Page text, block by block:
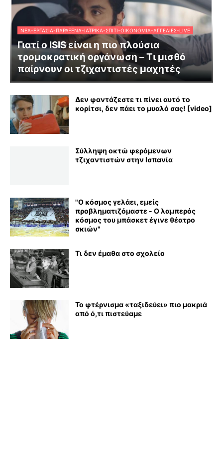
ΝΈΑ-ΕΡΓΑΣΊΑ-ΠΑΡΆΞΕΝΑ-ΙΑΤΡΙΚΆ-ΣΠΊΤΙ-ΟΙΚΟΝΟΜΊΑ-ΑΓΓΕΛΊΕΣ-LIVE
Γιατί ο ISIS είναι η πιο πλούσια
τρομοκρατική οργάνωση – Τι μισθό
παίρνουν οι τζιχαντιστές μαχητές
Δεν φαντάζεστε τι πίνει αυτό το
κορίτσι, δεν πάει το μυαλό σας! [video]
Σύλληψη οκτώ φερόμενων
τζιχαντιστών στην Ισπανία
"Ο κόσμος γελάει, εμείς
προβληματιζόμαστε - Ο λαμπερός
κόσμος του μπάσκετ έγινε θέατρο
σκιών"
Τι δεν έμαθα στο σχολείο
Το φτέρνισμα «ταξιδεύει» πιο μακριά
από ό,τι πιστεύαμε